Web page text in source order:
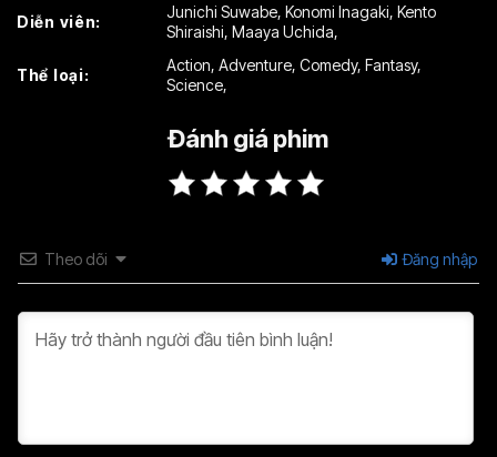
Diễn viên:
Junichi Suwabe, Konomi Inagaki, Kento
Shiraishi, Maaya Uchida,
Thể loại:
Action, Adventure, Comedy, Fantasy,
Science,
Đánh giá phim
Theo dõi Đăng nhập